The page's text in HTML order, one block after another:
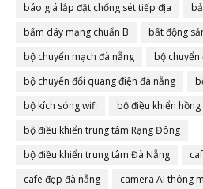
báo giá lắp đặt chống sét tiếp địa
bấm dây mạng chuẩn B
bất động
bộ chuyển mạch đà nẵng
bộ chuyển
bộ chuyển đổi quang điện đà nẵng
bộ kích sóng wifi
bộ điều khiển
bộ điều khiển trung tâm Rạng Đông
bộ điều khiển trung tâm Đà Nẵng
cafe đẹp đà nẵng
camera AI thông